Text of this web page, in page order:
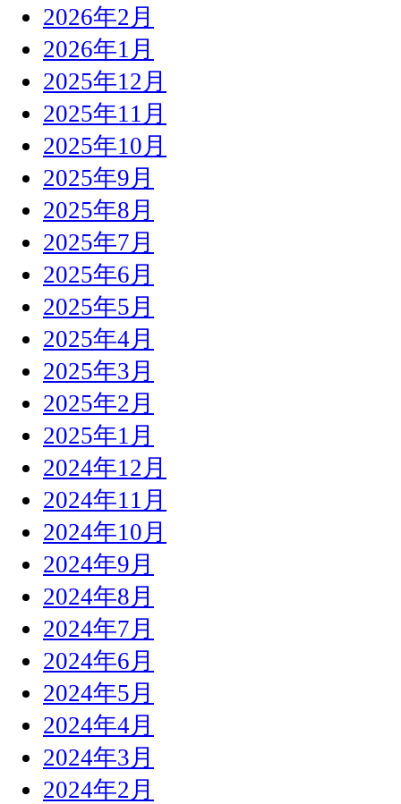
2026年2月
2026年1月
2025年12月
2025年11月
2025年10月
2025年9月
2025年8月
2025年7月
2025年6月
2025年5月
2025年4月
2025年3月
2025年2月
2025年1月
2024年12月
2024年11月
2024年10月
2024年9月
2024年8月
2024年7月
2024年6月
2024年5月
2024年4月
2024年3月
2024年2月